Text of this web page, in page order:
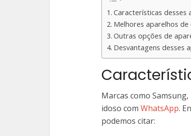
Características desses
Melhores aparelhos
Outras opções de
Desvantagens desses
Marcas como
idoso com WhatsApp.
podemos citar: